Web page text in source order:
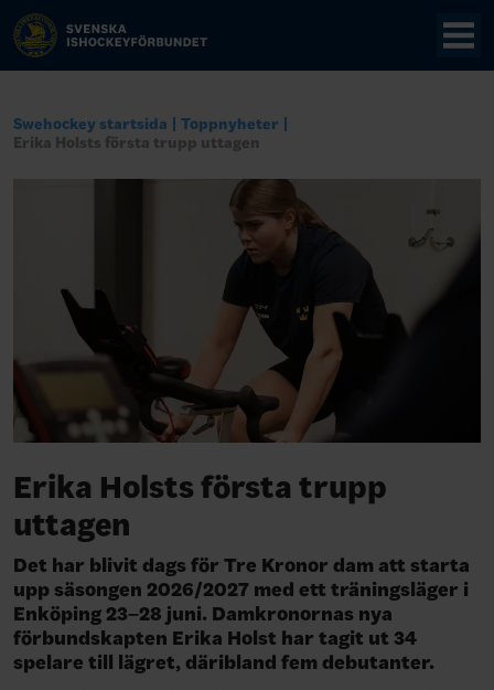
Swehockey startsida
Toppnyheter
Erika Holsts första trupp uttagen
Erika Holsts första trupp
uttagen
Det har blivit dags för Tre Kronor dam att starta
upp säsongen 2026/2027 med ett träningsläger i
Enköping 23–28 juni. Damkronornas nya
förbundskapten Erika Holst har tagit ut 34
spelare till lägret, däribland fem debutanter.